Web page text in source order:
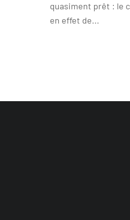
quasiment prêt : le
en effet de...